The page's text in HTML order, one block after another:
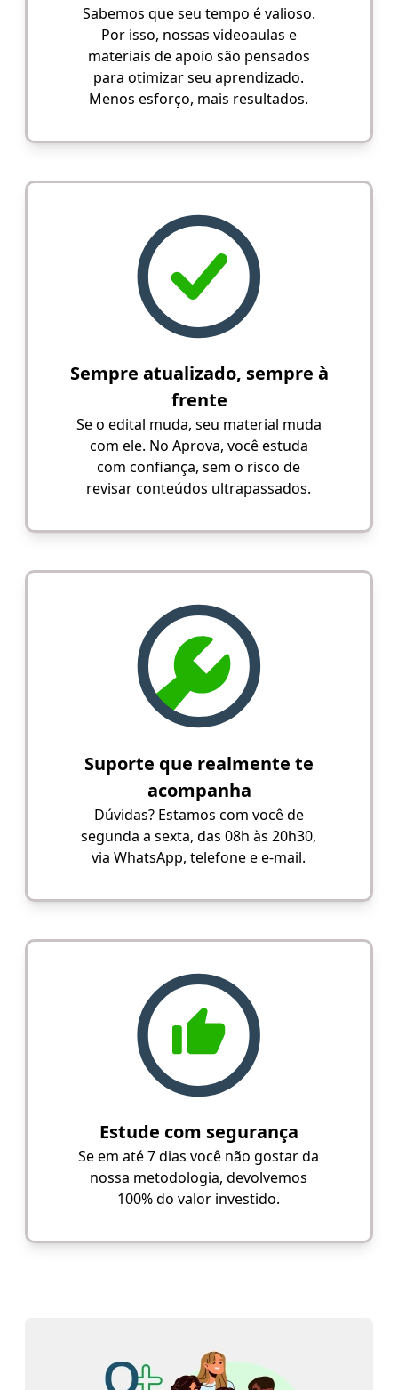
Sabemos que seu tempo é valioso.
Por isso, nossas videoaulas e
materiais de apoio são pensados
para otimizar seu aprendizado.
Menos esforço, mais resultados.
Sempre atualizado, sempre à
frente
Se o edital muda, seu material muda
com ele. No Aprova, você estuda
com confiança, sem o risco de
revisar conteúdos ultrapassados.
Suporte que realmente te
acompanha
Dúvidas? Estamos com você de
segunda a sexta, das 08h às 20h30,
via WhatsApp, telefone e e-mail.
Estude com segurança
Se em até 7 dias você não gostar da
nossa metodologia, devolvemos
100% do valor investido.